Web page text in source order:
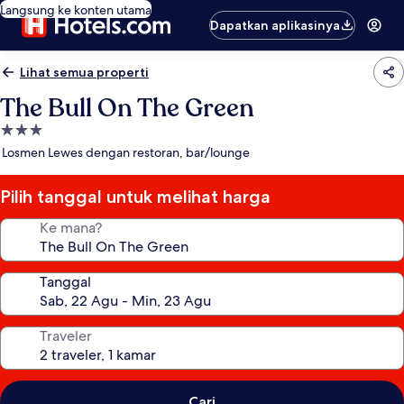
Langsung ke konten utama
Dapatkan aplikasinya
Lihat semua properti
The Bull On The Green
Properti
bintang
Losmen Lewes dengan restoran, bar/lounge
Pilih tanggal untuk melihat harga
Ke mana?
Tanggal
Traveler